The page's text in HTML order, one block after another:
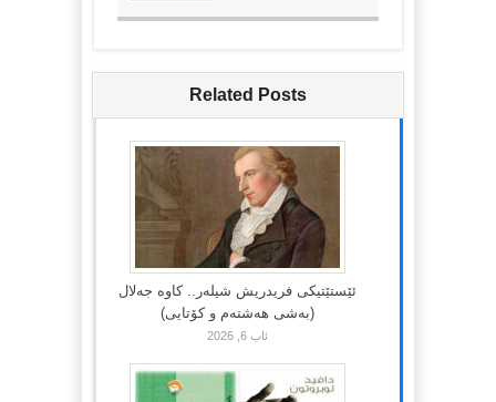
Related Posts
ئێستێتیکی فریدریش شیلەر.. کاوە جەلال
(بەشی هەشتەم و کۆتایی)
ئاب 6, 2026